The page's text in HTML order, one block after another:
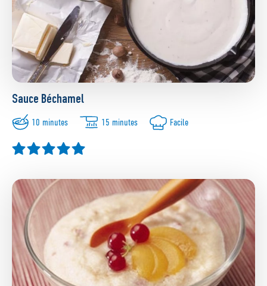
Sauce Béchamel
10 minutes 15 minutes Facile